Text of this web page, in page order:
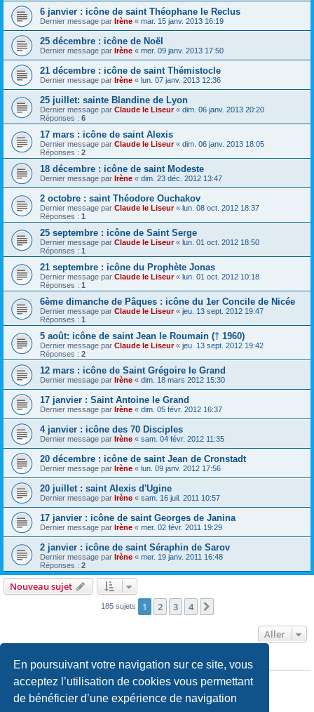
En poursuivant votre navigation sur ce site, vous
acceptez l’utilisation de cookies vous permettant
de bénéficier d’une expérience de navigation
6 janvier : icône de saint Théophane le Reclus
Dernier message par Irène « mar. 15 janv. 2013 16:19
25 décembre : icône de Noël
Dernier message par Irène « mer. 09 janv. 2013 17:50
21 décembre : icône de saint Thémistocle
Dernier message par Irène « lun. 07 janv. 2013 12:36
25 juillet: sainte Blandine de Lyon
Dernier message par Claude le Liseur« dim. 06 janv. 2013 20:20
Réponses : 6
17 mars : icône de saint Alexis
Dernier message par Claude le Liseur« dim. 06 janv. 2013 18:05
Réponses : 2
18 décembre : icône de saint Modeste
Dernier message par Irène « dim. 23 déc. 2012 13:47
2 octobre : saint Théodore Ouchakov
Dernier message par Claude le Liseur« lun. 08 oct. 2012 18:37
Réponses : 1
25 septembre : icône de Saint Serge
Dernier message par Claude le Liseur« lun. 01 oct. 2012 18:50
Réponses : 1
21 septembre : icône du Prophète Jonas
Dernier message par Claude le Liseur« lun. 01 oct. 2012 10:18
Réponses : 1
6ème dimanche de Pâques : icône du 1er Concile de Nicée
Dernier message par Claude le Liseur« jeu. 13 sept. 2012 19:47
Réponses : 1
5 août: icône de saint Jean le Roumain († 1960)
Dernier message par Claude le Liseur« jeu. 13 sept. 2012 19:42
Réponses : 2
12 mars : icône de Saint Grégoire le Grand
Dernier message par Irène « dim. 18 mars 2012 15:30
17 janvier : Saint Antoine le Grand
Dernier message par Irène « dim. 05 févr. 2012 16:37
4 janvier : icône des 70 Disciples
Dernier message par Irène « sam. 04 févr. 2012 11:35
20 décembre : icône de saint Jean de Cronstadt
Dernier message par Irène « lun. 09 janv. 2012 17:56
20 juillet : saint Alexis d'Ugine
Dernier message par Irène « sam. 16 juil. 2011 10:57
17 janvier : icône de saint Georges de Janina
Dernier message par Irène « mer. 02 févr. 2011 19:29
2 janvier : icône de saint Séraphin de Sarov
Dernier message par Irène « mer. 19 janv. 2011 16:48
Réponses : 2
Nouveau sujet
185 sujets 1 2 3 4
Aller
PERMISSIONS DU FORUM
Vousne pouvez paspublier de nouveaux sujets dans ce forum
Vousne pouvez pasrépondre aux sujets dans ce forum
Vousne pouvez pasmodifier vos messages dans ce forum
supprimer vos messages dans ce forum